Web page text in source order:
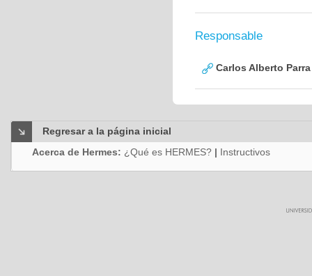
Responsable
Carlos Alberto
Regresar a la página inicial
Acerca de Hermes: ¿Qué es HERMES? | Instructivos